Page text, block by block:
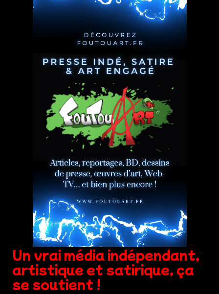
Un vrai média indépendant,
artistique et satirique, ça
se soutient !